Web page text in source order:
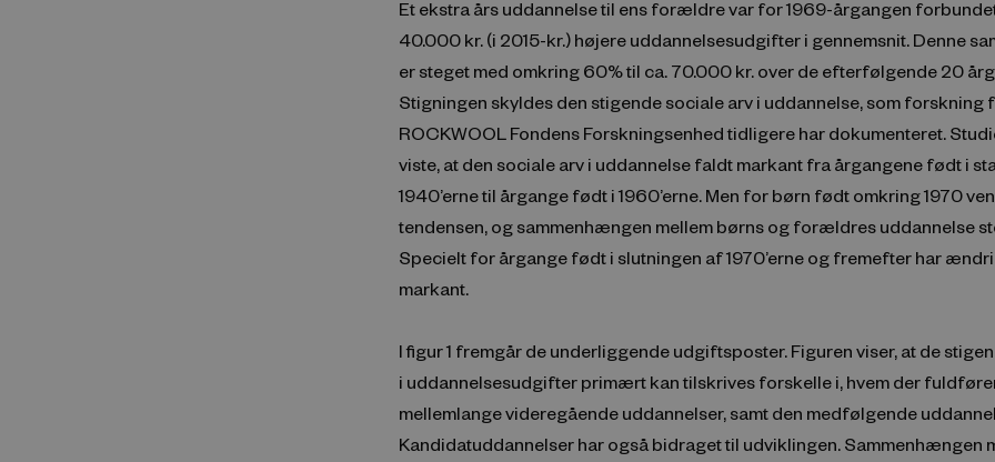
Et ekstra års uddannelse til ens forældre var for 1969-årgangen
40.000 kr. (i 2015-kr.) højere uddannelsesudgifter i gennemsnit. Denne
er steget med omkring 60% til ca. 70.000 kr. over de efterfølgende 20
Stigningen skyldes den stigende sociale arv i uddannelse, som forskning
ROCKWOOL Fondens Forskningsenhed tidligere har dokumenteret.
viste, at den sociale arv i uddannelse faldt markant fra årgangene født i
1940’erne til årgange født i 1960’erne. Men for børn født omkring 1970
tendensen, og sammenhængen mellem børns og forældres uddannelse
Specielt for årgange født i slutningen af 1970’erne og fremefter har
markant.
I figur 1 fremgår de underliggende udgiftsposter. Figuren viser, at de
i uddannelsesudgifter primært kan tilskrives forskelle i, hvem der
mellemlange videregående uddannelser, samt den medfølgende
Kandidatuddannelser har også bidraget til udviklingen. Sammenhængen